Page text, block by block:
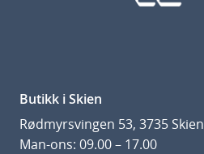
Butikk i Skien
Rødmyrsvingen 53, 3735 Skien
Man-ons: 09.00 – 17.00